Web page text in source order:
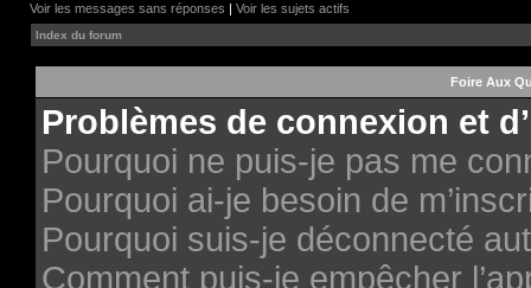
Voir les messages sans réponses | Voir les sujets actifs
Index du forum
Foire Aux
Problèmes de connexion et
Pourquoi ne puis-je pas me
Pourquoi ai-je besoin de
Pourquoi suis-je déconnecté
Comment puis-je empêcher